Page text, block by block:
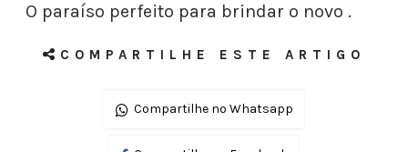
O paraíso perfeito para brindar o novo .
COMPARTILHE ESTE ARTIGO
Compartilhe no Whatsapp